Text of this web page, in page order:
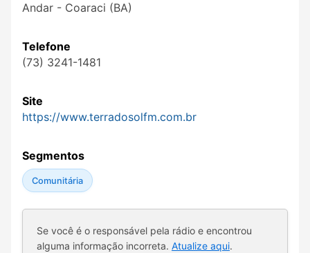
Andar - Coaraci (BA)
Telefone
(73) 3241-1481
Site
https://www.terradosolfm.com.br
Segmentos
Comunitária
Se você é o responsável pela rádio e encontrou
alguma informação incorreta. Atualize aqui.